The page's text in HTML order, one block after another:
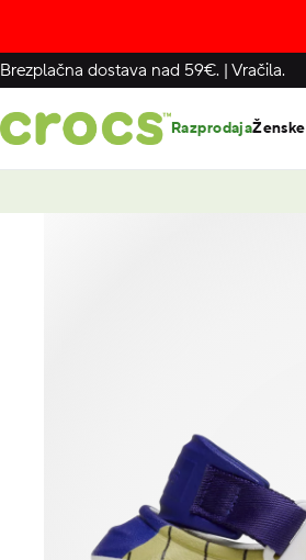
Brezplačna dostava nad 59€. | Vračila.
RazprodajaŽenske